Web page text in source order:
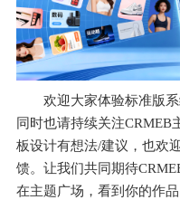
欢迎大家体验标准版
同时也请持续关注
板设计有想法/建议，也欢
馈。让我们共同期待
在主题广场，看到你的作品